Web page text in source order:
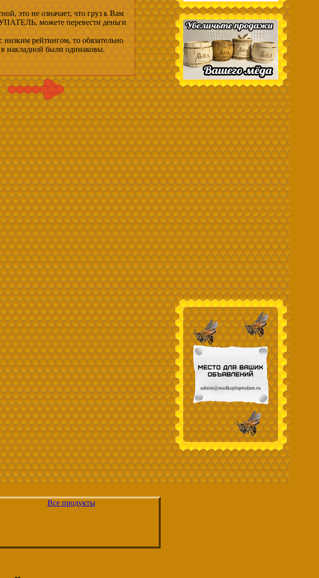
это не означает, что груз к Вам
можете перевести деньги
низким рейтингом, то обязательно
накладной были одинаковы.
Все продукты